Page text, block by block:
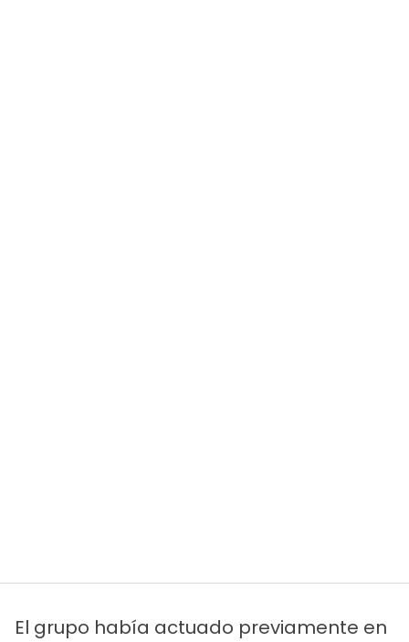
El grupo había actuado previamente en